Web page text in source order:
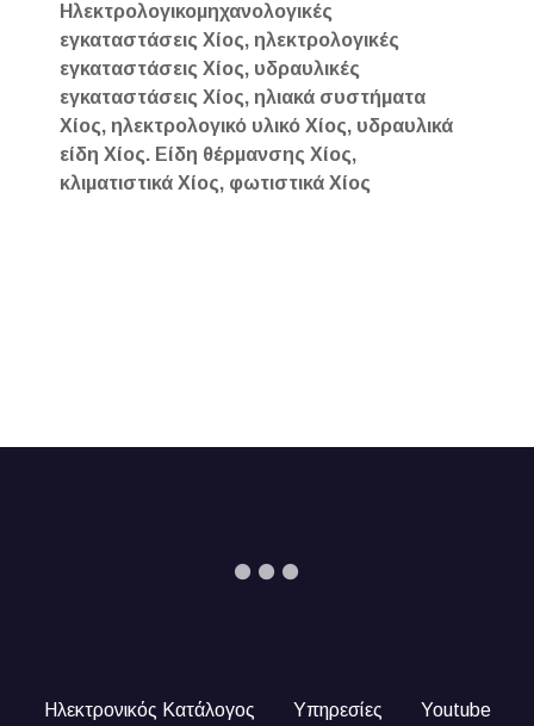
Ηλεκτρολογικομηχανολογικές
εγκαταστάσεις Χίος, ηλεκτρολογικές
εγκαταστάσεις Χίος, υδραυλικές
εγκαταστάσεις Χίος, ηλιακά συστήματα
Χίος, ηλεκτρολογικό υλικό Χίος, υδραυλικά
είδη Χίος. Είδη θέρμανσης Χίος,
κλιματιστικά Χίος, φωτιστικά Χίος
Ηλεκτρονικός Κατάλογος Υπηρεσίες Youtube